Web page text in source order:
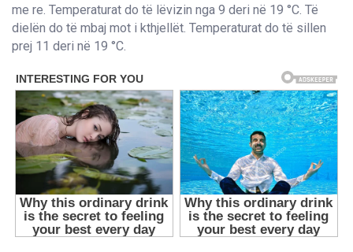
me re. Temperaturat do të lëvizin nga 9 deri në 19 °C. Të
dielën do të mbaj mot i kthjellët. Temperaturat do të sillen
prej 11 deri në 19 °C.